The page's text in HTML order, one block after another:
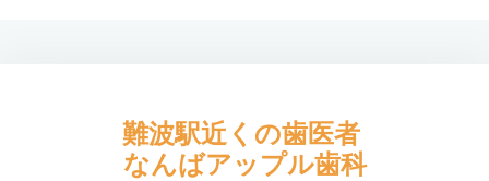
難波駅近くの歯医者
なんばアップル歯科